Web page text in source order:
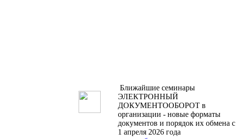
Ближайшие семинары
ЭЛЕКТРОННЫЙ
ДОКУМЕНТООБОРОТ в
организации - новые форматы
документов и порядок их обмена с
1 апреля 2026 года